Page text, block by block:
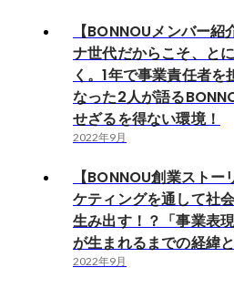
【BONNOUメンバー
ナ世代だからこそ、と
く。1年で事業責任者を
なった2人が語る
せざるを得ない環境！
2022年9月
【BONNOU創業ストー
ケティングを通して社
生み出す！？「事業表
が生まれるまでの経緯
2022年9月